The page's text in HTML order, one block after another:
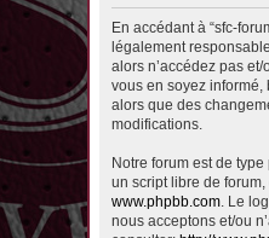
En accédant à “sfc-
légalement
alors n’accédez pas
vous en soyez informé,
alors que des
modifications.
Notre forum est de type
un script libre de
www.phpbb.com. Le
nous acceptons et/ou